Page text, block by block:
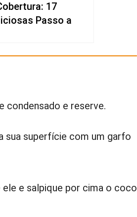
17
Passo a
condensado e reserve.
sua superfície com um garfo
e salpique por cima o coco